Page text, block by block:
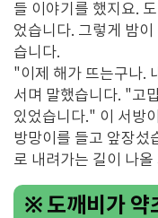
들 이야기를 했지요.
었습니다. 그렇게 밤
습니다.
"이제 해가 뜨는구나.
서며 말했습니다. "고
있었습니다." 이 서방
방망이를 들고 앞장섰
로 내려가는 길이 나올
※ 도깨비가 약